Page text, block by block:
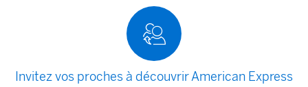
Invitez vos proches à découvrir American Express